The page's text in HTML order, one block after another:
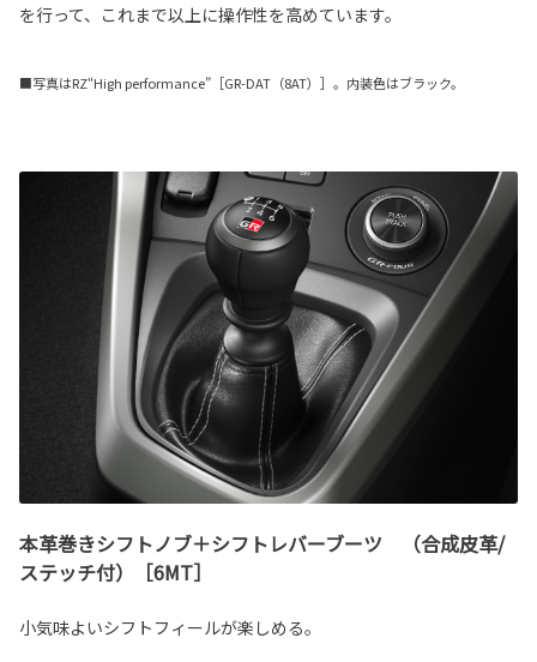
を行って、これまで以上に操作性を高めています。
■写真はRZ“High performance”［GR-DAT（8AT）］。内装色はブラック。
本革巻きシフトノブ＋シフトレバーブーツ （合成皮革/
ステッチ付）［6MT］
小気味よいシフトフィールが楽しめる。